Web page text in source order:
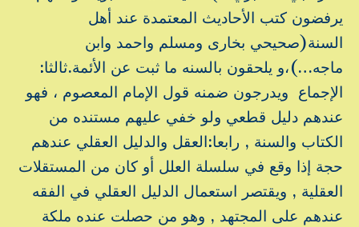
يرفضون كتب الأحاديث المعتمدة عند أهل
السنة(صحيحي بخارى ومسلم واحمد وابن
ماجه…)،و يلحقون بالسنه ما ثبت عن الأئمة.ثالثا:
الإجماع ويدرجون ضمنه قول الإمام المعصوم ، فهو
عندهم دليل قطعي ولو خفي عليهم مستنده من
الكتاب والسنة , رابعا:العقل والدليل العقلي عندهم
حجة إذا وقع في سلسلة العلل أو كان من المستقلات
العقلية , ويقتصر استعمال الدليل العقلي في الفقه
عندهم على المجتهد , وهو من حصلت عنده ملكة